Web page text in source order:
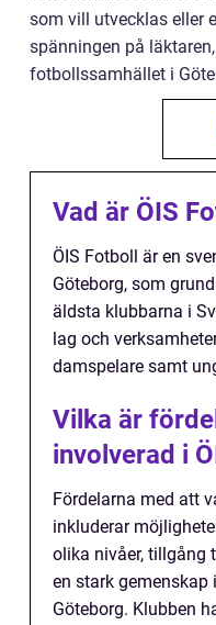
som vill utvecklas eller
spänningen på
fotbollssamhället i
Vad är ÖIS
ÖIS Fotboll är en
Göteborg, som
äldsta klubbarna i
lag och
damspelare samt
Vilka är
involverad i
Fördelarna med att
inkluderar
olika nivåer, tillgång
en stark
Göteborg. Klubben